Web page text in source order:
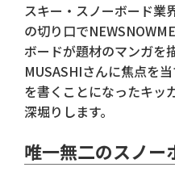
スキー・スノーボード業
の切り口で
ボードが題材のマンガを
MUSASHIさんに焦点を
を書くことになったキッ
深堀りします。
唯一無二のスノー